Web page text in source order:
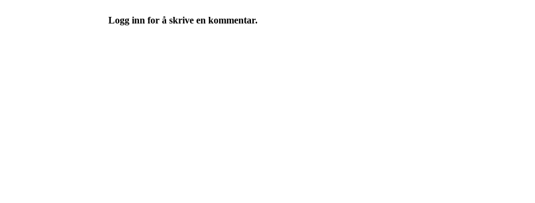
Logg inn for å skrive en kommentar.